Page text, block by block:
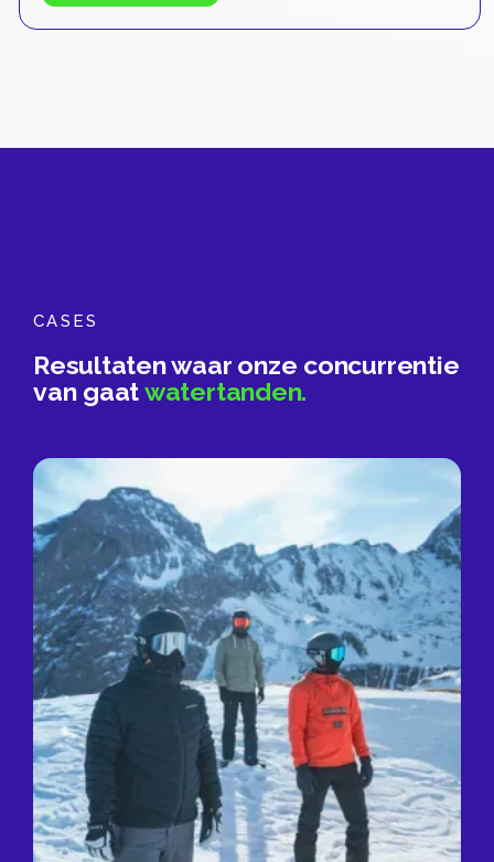
CASES
Resultaten waar onze concurrentie
van gaatwatertanden.